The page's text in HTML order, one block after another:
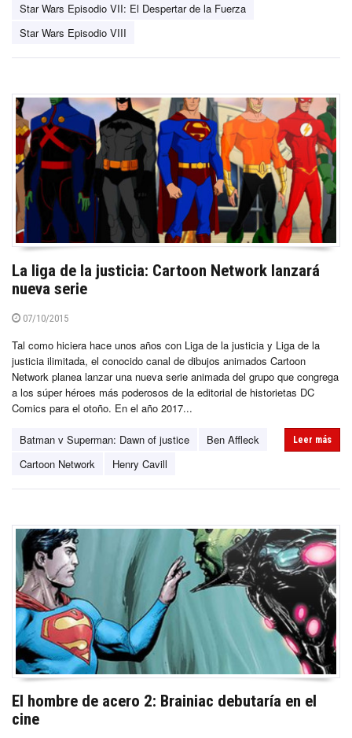
Star Wars Episodio VII: El Despertar de la Fuerza
Star Wars Episodio VIII
La liga de la justicia: Cartoon Network lanzará
nueva serie
07/10/2015
Tal como hiciera hace unos años con Liga de la justicia y Liga de la
justicia ilimitada, el conocido canal de dibujos animados Cartoon
Network planea lanzar una nueva serie animada del grupo que congrega
a los súper héroes más poderosos de la editorial de historietas DC
Comics para el otoño. En el año 2017...
Batman v Superman: Dawn of justice
Ben Affleck
Cartoon Network
Henry Cavill
Leer más
El hombre de acero 2: Brainiac debutaría en el
cine